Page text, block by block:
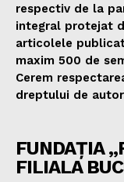
respectiv de la
integral protejat
articolele
maxim 500 de
Cerem
dreptului de
FUNDAȚIA
FILIALA